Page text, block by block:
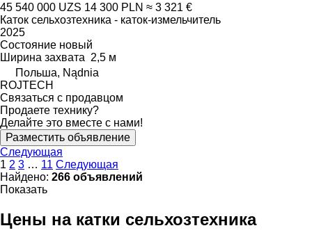
45 540 000 UZS 14 300 PLN ≈ 3 321 €
Каток сельхозтехника - каток-измельчитель
2025
Состояние новый
Ширина захвата 2,5 м
Польша, Nądnia
ROJTECH
Связаться с продавцом
Продаете технику?
Делайте это вместе с нами!
Разместить объявление
Следующая
1 2 3 … 11 Следующая
Найдено: 266 объявлений
Показать
Цены на катки сельхозтехника